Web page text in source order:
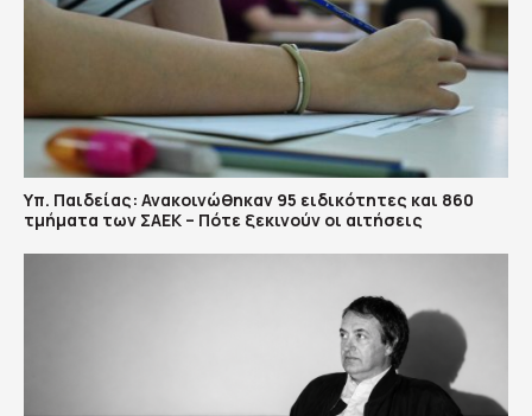
Υπ. Παιδείας: Ανακοινώθηκαν 95 ειδικότητες και 860
τμήματα των ΣΑΕΚ – Πότε ξεκινούν οι αιτήσεις